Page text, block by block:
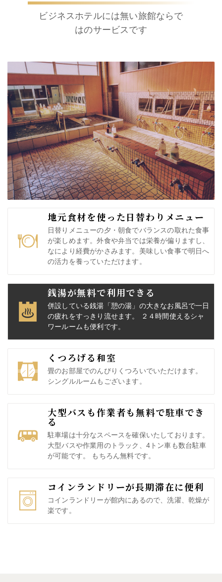
ビジネスホテルには無い旅館ならで
はのサービスです
地元食材を使った日替わりメニュー
日替りメニューの夕・朝食でバランスの取れた食事
が楽しめます。外食や弁当では栄養が偏りますし、
なにより経費がかさみます。美味しい食事で明日へ
の活力を養っていただけます。
銭湯が無料で利用できる
併設している銭湯「憩の湯」の大きなお風呂で一日
の疲れをすっきり流せます。 ２４時間使えるシャ
ワールームも便利です。
くつろげる和室
畳のお部屋でのんびりくつろいでいただけます。
シングルルームもございます。
大型バスも作業者も無料で駐車でき
る
駐車場は十分なスペースを確保いたしております。
大型バスや作業用のトラック、4トン車も数台駐車
が可能です。 もちろん無料です。
コインランドリーが長期滞在に便利
コインランドリーが館内にあるので、洗濯、乾燥が
楽です。